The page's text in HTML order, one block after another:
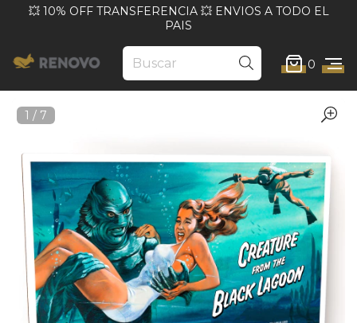
💥 10% OFF TRANSFERENCIA 💥 ENVIOS A TODO EL
PAIS
0
1 / 7